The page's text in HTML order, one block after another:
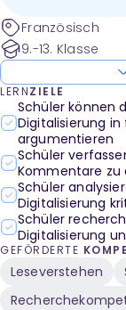
Französisch
9.-13. Klasse
LERNZIELE
Schüler können
Digitalisierung
argumentieren
Schüler
Kommentare zu
Schüler
Digitalisierung
Schüler
Digitalisierung
GEFÖRDERTE
Leseverstehen